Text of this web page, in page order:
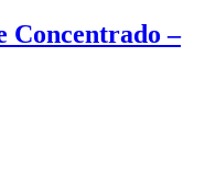
Concentrado –